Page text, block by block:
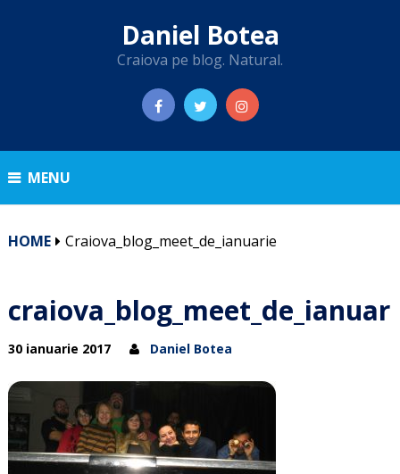
Daniel Botea
Craiova pe blog. Natural.
MENU
HOME Craiova_blog_meet_de_ianuarie
30 ianuarie 2017 Daniel Botea